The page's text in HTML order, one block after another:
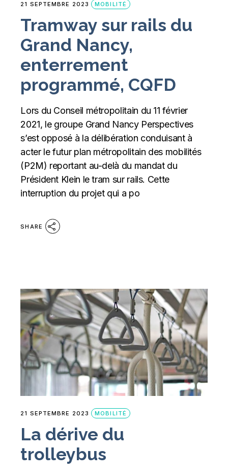
21 SEPTEMBRE 2023 MOBILITÉ
Tramway sur rails du
Grand Nancy,
enterrement
programmé, CQFD
Lors du Conseil métropolitain du 11 février
2021, le groupe Grand Nancy Perspectives
s’est opposé à la délibération conduisant à
acter le futur plan métropolitain des mobilités
(P2M) reportant au-delà du mandat du
Président Klein le tram sur rails. Cette
interruption du projet qui a po
SHARE
21 SEPTEMBRE 2023 MOBILITÉ
La dérive du
trolleybus